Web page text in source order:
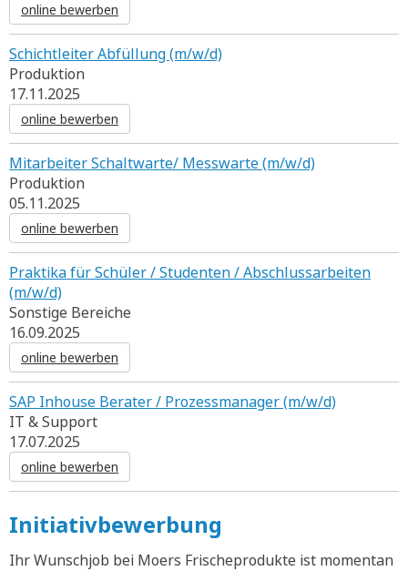
online bewerben
Schichtleiter Abfüllung (m/w/d)
Produktion
17.11.2025
online bewerben
Mitarbeiter Schaltwarte/ Messwarte (m/w/d)
Produktion
05.11.2025
online bewerben
Praktika für Schüler / Studenten / Abschlussarbeiten
(m/w/d)
Sonstige Bereiche
16.09.2025
online bewerben
SAP Inhouse Berater / Prozessmanager (m/w/d)
IT & Support
17.07.2025
online bewerben
Initiativbewerbung
Ihr Wunschjob bei Moers Frischeprodukte ist momentan